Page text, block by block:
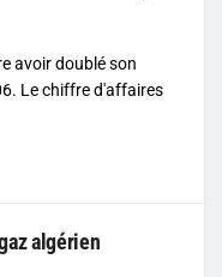
avoir doublé son
Le chiffre d'affaires
algérien